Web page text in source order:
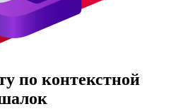
по контекстной